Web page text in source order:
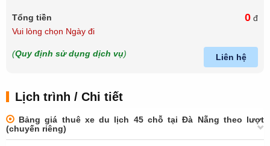
Tổng tiền 0 đ
Vui lòng chọn Ngày đi
(Quy định sử dụng dịch vụ) Liên hệ
Lịch trình / Chi tiết
Bảng giá thuê xe du lịch 45 chỗ tại Đà Nẵng theo lượt
(chuyến riêng)